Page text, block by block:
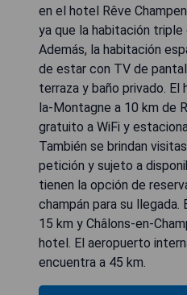
en el hotel Rêve
ya que la habitación triple
Además, la habitación
de estar con TV de
terraza y baño privado. El
la-Montagne a 10 km de
gratuito a WiFi y
También se brindan
petición y sujeto a
tienen la opción de
champán para su llegada.
15 km y Châlons-en-
hotel. El aeropuerto
encuentra a 45 km.